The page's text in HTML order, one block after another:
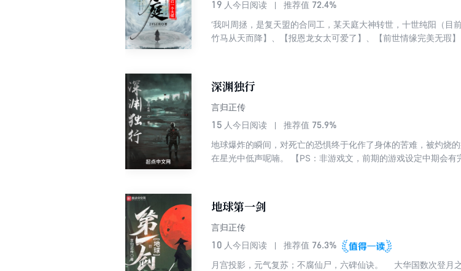
19 人今日阅读 推荐值 72.4%
‘我叫周拯，是复天盟的合同工，某天庭大神转世，十世纯阳（
竹马从天而降】、【报恩龙女太可爱了】、【前世情缘完美无瑕
深渊独行
言归正传
15 人今日阅读 推荐值 75.9%
地球爆炸的瞬间，对死亡的恐惧终于化作了身体的苦难，被灼烧
在星光中低声呢喃。 【PS：非游戏文，前期的游戏设定中期会
地球第一剑
言归正传
10 人今日阅读 推荐值 76.3%
月宫投影，元气复苏；不腐仙尸，六碑仙诀。 大华国数次登月